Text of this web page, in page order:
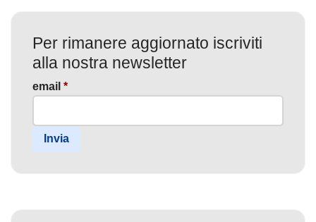
Per rimanere aggiornato iscriviti
alla nostra newsletter
email *
Invia